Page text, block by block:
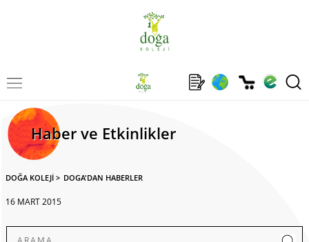
Haber ve Etkinlikler
DOĞA KOLEJİ > DOGA'DAN HABERLER
16 MART 2015